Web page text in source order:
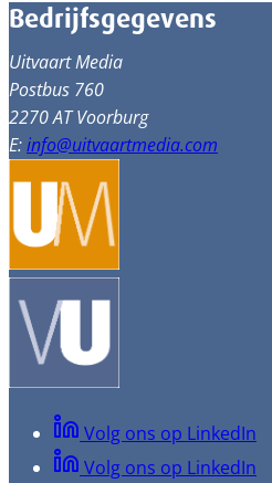
Bedrijfsgegevens
Uitvaart Media
Postbus 760
2270 AT Voorburg
E:info@uitvaartmedia.com
Volg ons op LinkedIn
Volg ons op LinkedIn